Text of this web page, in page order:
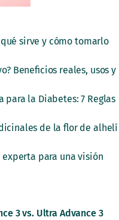
sirve y cómo tomarlo
Beneficios reales, usos y
para la Diabetes: 7 Reglas
de la flor de alhelí
experta para una visión
3 vs. Ultra Advance 3